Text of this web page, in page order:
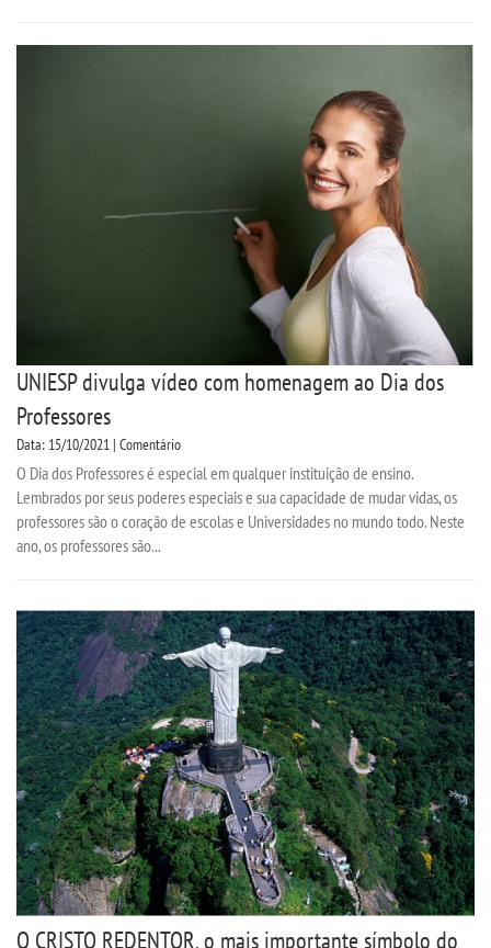
UNIESP divulga vídeo com homenagem ao Dia dos
Professores
Data: 15/10/2021 | Comentário
O Dia dos Professores é especial em qualquer instituição de ensino.
Lembrados por seus poderes especiais e sua capacidade de mudar vidas, os
professores são o coração de escolas e Universidades no mundo todo. Neste
ano, os professores são...
O CRISTO REDENTOR, o mais importante símbolo do